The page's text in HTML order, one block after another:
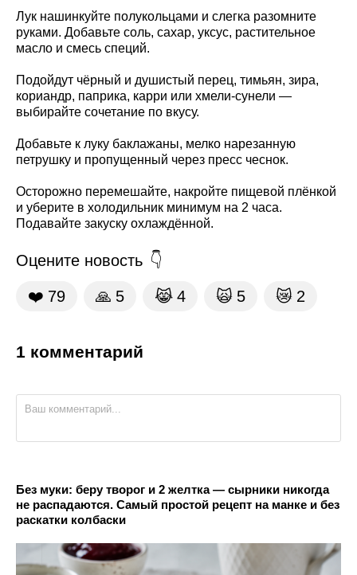
Лук нашинкуйте полукольцами и слегка разомните
руками. Добавьте соль, сахар, уксус, растительное
масло и смесь специй.
Подойдут чёрный и душистый перец, тимьян, зира,
кориандр, паприка, карри или хмели-сунели —
выбирайте сочетание по вкусу.
Добавьте к луку баклажаны, мелко нарезанную
петрушку и пропущенный через пресс чеснок.
Осторожно перемешайте, накройте пищевой плёнкой
и уберите в холодильник минимум на 2 часа.
Подавайте закуску охлаждённой.
Оцените новость
❤️ 79 🙏 5 😹 4 🙀 5 😿 2
1 комментарий
Без муки: беру творог и 2 желтка — сырники никогда
не распадаются. Самый простой рецепт на манке и без
раскатки колбаски